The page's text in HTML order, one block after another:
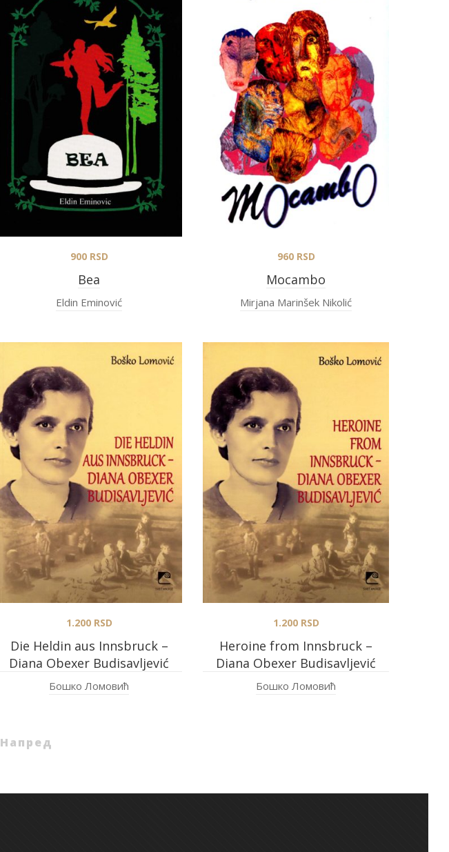
Bea
900RSD
Eldin Eminović
Mocambo
960RSD
Mirjana Marinšek Nikolić
Die Heldin aus Innsbruck –
Diana Obexer Budisavljević
1.200RSD
Бошко Ломовић
Heroine from Innsbruck –
Diana Obexer Budisavljević
1.200RSD
Бошко Ломовић
Напред